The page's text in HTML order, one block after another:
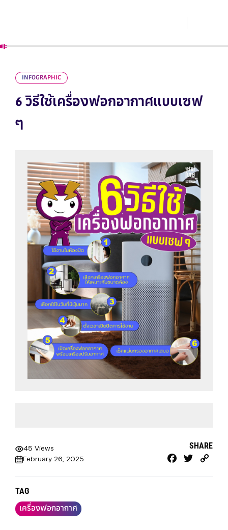
INFOGRAPHIC
6 วิธีใช้เครื่องฟอกอากาศแบบเซฟ
ๆ
45 Views
February 26, 2025
SHARE
Facebook
Twitter
TAG
เครื่องฟอกอากาศ